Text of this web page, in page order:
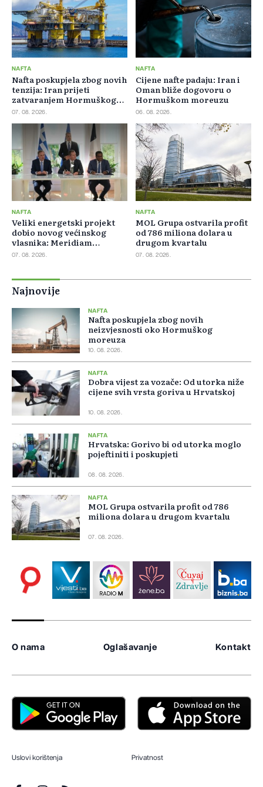
NAFTA
Nafta poskupjela zbog novih
tenzija: Iran prijeti
zatvaranjem Hormuškog
moreuza
07. 08. 2026.
NAFTA
Cijene nafte padaju: Iran i
Oman bliže dogovoru o
Hormuškom moreuzu
06. 08. 2026.
NAFTA
Veliki energetski projekt
dobio novog većinskog
vlasnika: Meridiam
preuzeo 66 posto GSI-ja
07. 08. 2026.
NAFTA
MOL Grupa ostvarila profit
od 786 miliona dolara u
drugom kvartalu
07. 08. 2026.
Najnovije
NAFTA
Nafta poskupjela zbog novih
neizvjesnosti oko Hormuškog
moreuza
10. 08. 2026.
NAFTA
Dobra vijest za vozače: Od utorka niže
cijene svih vrsta goriva u Hrvatskoj
10. 08. 2026.
NAFTA
Hrvatska: Gorivo bi od utorka moglo
pojeftiniti i poskupjeti
08. 08. 2026.
NAFTA
MOL Grupa ostvarila profit od 786
miliona dolara u drugom kvartalu
07. 08. 2026.
O nama Oglašavanje Kontakt
Uslovi korištenja Privatnost